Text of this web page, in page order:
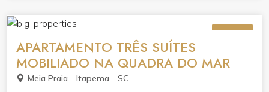
garagem, portão eletrônico e coleta seletiva. Tudo
isso a poucos passos do mar da Meia Praia.
VENDA
APARTAMENTO TRÊS SUÍTES
MOBILIADO NA QUADRA DO MAR
Meia Praia - Itapema - SC